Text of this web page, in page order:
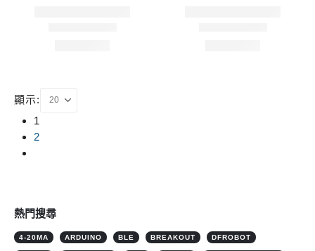
顯示:
1
2
熱門搜尋
4-20MA ARDUINO BLE BREAKOUT DFROBOT